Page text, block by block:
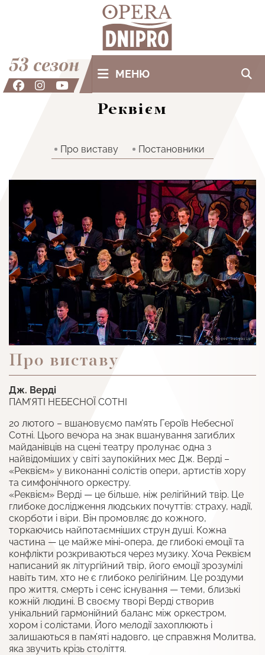
53 сезон МЕНЮ
Реквієм
Про виставу Постановники
Про виставу
Дж. Верді
ПАМ’ЯТІ НЕБЕСНОЇ СОТНІ
20 лютого – вшановуємо пам’ять Героїв Небесної
Сотні. Цього вечора на знак вшанування загиблих
майданівців на сцені театру пролунає одна з
найвідоміших у світі заупокійних мес Дж. Верді –
«Реквієм» у виконанні солістів опери, артистів хору
та симфонічного оркестру.
«Реквієм» Верді — це більше, ніж релігійний твір. Це
глибоке дослідження людських почуттів: страху, надії,
скорботи і віри. Він промовляє до кожного,
торкаючись найпотаємніших струн душі. Кожна
частина — це майже міні-опера, де глибокі емоції та
конфлікти розкриваються через музику. Хоча Реквієм
написаний як літургійний твір, його емоції зрозумілі
навіть тим, хто не є глибоко релігійним. Це роздуми
про життя, смерть і сенс існування — теми, близькі
кожній людині. В своєму творі Верді створив
унікальний гармонійний баланс між оркестром,
хором і солістами. Його мелодії захоплюють і
залишаються в пам’яті надовго, це справжня Молитва,
яка звучить крізь століття.